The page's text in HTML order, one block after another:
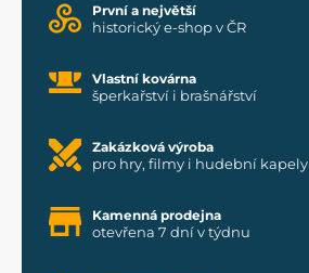
První a největší
historický e-shop v ČR
Vlastní kovárna
šperkařství i brašnářství
Zakázková výroba
pro hry, filmy i hudební kapely
Kamenná prodejna
otevřena 7 dní v týdnu